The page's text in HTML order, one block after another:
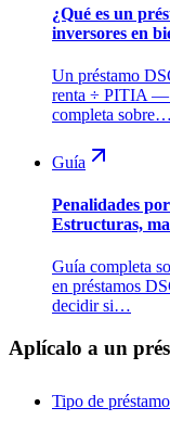
¿Qué es un
inversores en
Un préstamo
renta ÷ PITIA —
completa sobre…
Guía
Penalidades
Estructuras,
Guía completa
en préstamos
decidir si…
Aplícalo a un
Tipo de préstamo